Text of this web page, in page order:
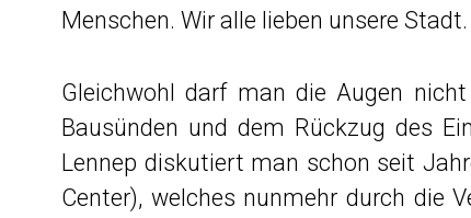
Menschen. Wir alle lieben unsere Stadt.
Gleichwohl darf man die Augen
Bausünden und dem Rückzug des
Lennep diskutiert man schon seit
Center), welches nunmehr durch die